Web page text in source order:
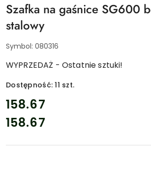
Szafka na gaśnice SG600
stalowy
Symbol: 080316
WYPRZEDAŻ - Ostatnie sztuki!
Dostępność:11 szt.
cena:
158.67
Cena:
158.67